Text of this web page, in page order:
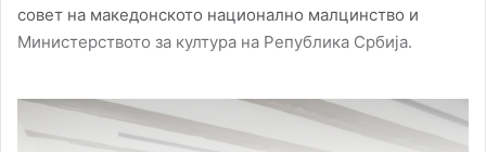
совет на македонското национално малцинство и
Министерството за култура на Република Србија.